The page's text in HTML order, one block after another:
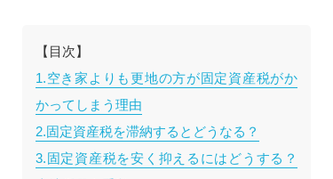
【目次】
1.空き家よりも更地の方が固定資産税がか
かってしまう理由
2.固定資産税を滞納するとどうなる？
3.固定資産税を安く抑えるにはどうする？